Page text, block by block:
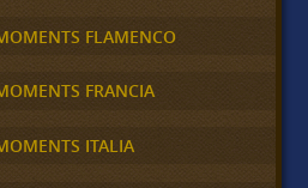
FLAMENCO
FRANCIA
ITALIA